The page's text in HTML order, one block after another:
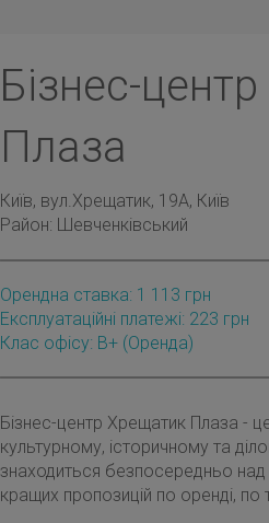
Бізнес-
Плаза
Київ, вул.Хрещатик, 19А, Київ
Район: Шевченківський
Орендна ставка: 1 113 грн
Експлуатаційні платежі: 223 грн
Клас офісу: B+ (оренда)
Бізнес-центр Хрещатик Плаза -
культурному, історичному та
знаходиться безпосередньо
кращих пропозицій по оренді, по